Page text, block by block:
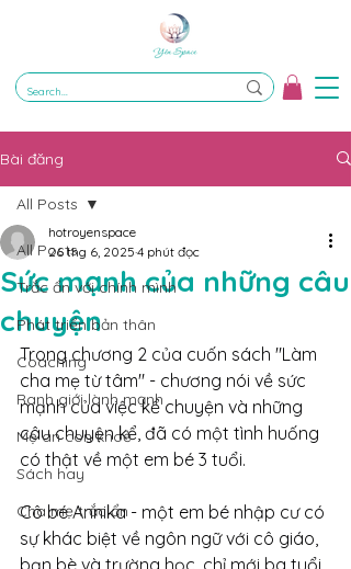
Bài đăng
All Posts
Trắc ẩn với chính mình
Phát triển bản thân
Coaching
Ranh giới lành mạnh
Mẹ an con khoẻ
Sách hay
Cha mẹ trắc ẩn
All Posts
Sức mạnh của những câu
chuyện
hotroyenspace
26 thg 6, 2025 4 phút đọc
Trong chương 2 của cuốn sách "Làm
cha mẹ từ tâm" - chương nói về sức
mạnh của việc kể chuyện và những
câu chuyện kể, đã có một tình huống
có thật về một em bé 3 tuổi.
Cô bé Annika - một em bé nhập cư có
sự khác biệt về ngôn ngữ với cô giáo,
bạn bè và trường học, chỉ mới ba tuổi